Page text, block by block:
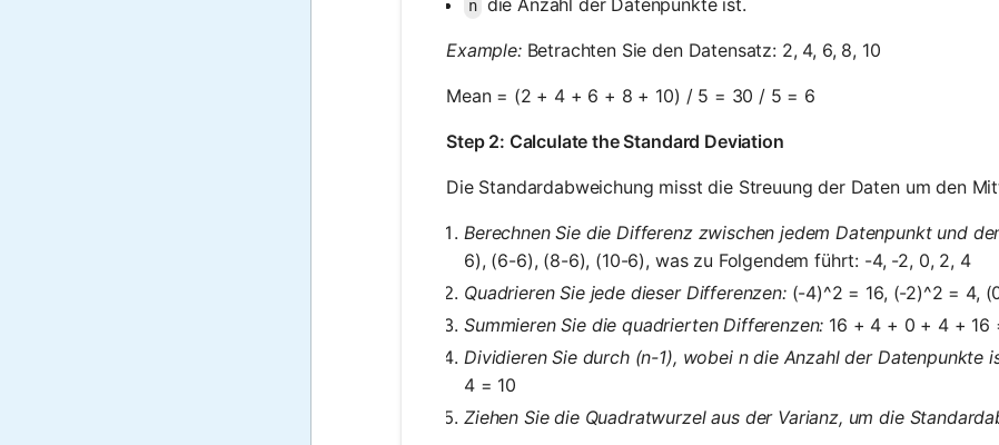
n die Anzahl der Datenpunkte ist.
Example:Betrachten Sie den Datensatz: 2, 4, 6, 8, 10
Mean = (2 + 4 + 6 + 8 + 10) / 5 = 30 / 5 = 6
Step 2: Calculate the Standard Deviation
Die Standardabweichung misst die Streuung der Daten um den
Berechnen Sie die Differenz zwischen jedem Datenpunkt und
6), (6-6), (8-6), (10-6), was zu Folgendem führt: -4, -2, 0, 2, 4
Quadrieren Sie jede dieser Differenzen:(-4)^2 = 16, (-2)^2 = 4,
Summieren Sie die quadrierten Differenzen: 16 + 4 + 0 + 4 + 16
Dividieren Sie durch (n-1), wobei n die Anzahl der Datenpunkte
4 = 10
Ziehen Sie die Quadratwurzel aus der Varianz, um die